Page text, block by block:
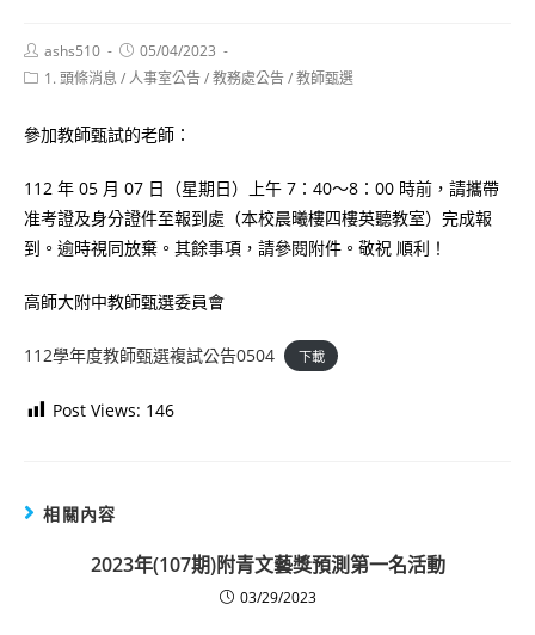
Post
author:
ashs510
Post
published:
05/04/2023
Post1. 頭條消息 /人事室公告/教務處公告/教師甄選
參加教師甄試的老師：
112 年 05 月 07 日（星期日）上午 7：40～8：00 時前，請攜帶
准考證及身分證件至報到處（本校晨曦樓四樓英聽教室）完成報
到。逾時視同放棄。其餘事項，請參閱附件。敬祝 順利！
高師大附中教師甄選委員會
112學年度教師甄選複試公告0504 下載
Post Views: 146
相關內容
2023年(107期)附青文藝獎預測第一名活動
03/29/2023